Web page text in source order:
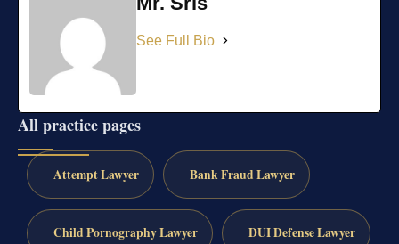
See Full Bio
All practice pages
Attempt Lawyer Bank Fraud Lawyer
Child Pornography Lawyer DUI Defense Lawyer